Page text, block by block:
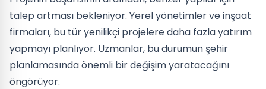
talep artması bekleniyor. Yerel yönetimler ve inşaat
firmaları, bu tür yenilikçi projelere daha fazla yatırım
yapmayı planlıyor. Uzmanlar, bu durumun şehir
planlamasında önemli bir değişim yaratacağını
öngörüyor.